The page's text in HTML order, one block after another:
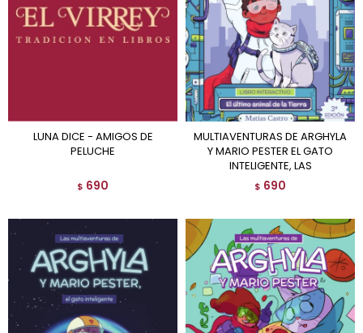
LUNA DICE - AMIGOS DE
PELUCHE
$ 690
MULTIAVENTURAS DE ARGHYLA
Y MARIO PESTER EL GATO
INTELIGENTE, LAS
$ 690